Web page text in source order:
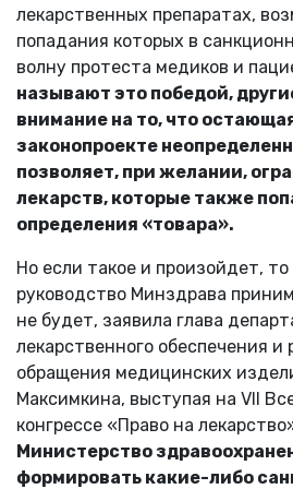
лекарственных препаратах,
попадания которых в
волну протеста медиков и
называют это победой,
внимание на то, что
законопроекте
позволяет, при желании,
лекарств, которые также
определения «товара».
Но если такое и произойдет,
руководство Минздрава
не будет, заявила глава
лекарственного обеспечения и
обращения медицинских
Максимкина, выступая на VII
конгрессе «Право на
Министерство
формировать какие-либо